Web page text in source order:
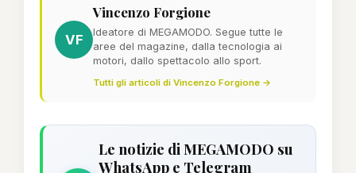
VF
Vincenzo Forgione
Ideatore di MEGAMODO. Segue tutte le
aree del magazine, dalla tecnologia ai
motori, dallo spettacolo allo sport.
Tutti gli articoli di Vincenzo Forgione →
Le notizie di MEGAMODO su
WhatsApp e Telegram